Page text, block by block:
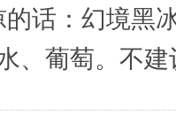
话：幻境黑
、葡萄。不